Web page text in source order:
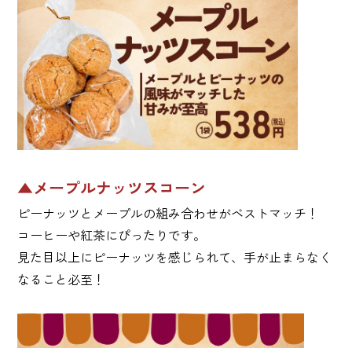
▲メープルナッツスコーン
ピーナッツとメープルの組み合わせがベストマッチ！
コーヒーや紅茶にぴったりです。
見た目以上にピーナッツを感じられて、手が止まらなく
なること必至！